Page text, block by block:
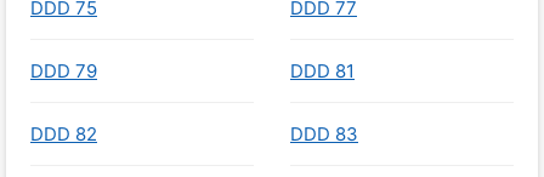
DDD 75 DDD 77
DDD 79 DDD 81
DDD 82 DDD 83